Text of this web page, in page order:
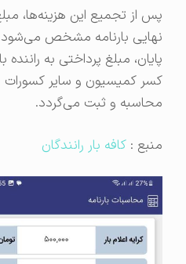
پس از تجمیع این هزینه‌ها، مبلغ
نهایی بارنامه مشخص می‌شود. در
پایان، مبلغ پرداختی به راننده با
کسر کمیسیون و سایر کسورات
محاسبه و ثبت می‌گردد.
منبع :کافه بار رانندگان